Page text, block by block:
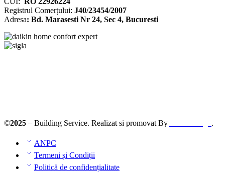
Registrul Comerțului: J40/23454/2007
Adresa: Bd. Marasesti Nr 24, Sec 4, Bucuresti
©2025 – Building Service. Realizat si promovat By .
ANPC
Termeni și Condiții
Politică de confidențialitate